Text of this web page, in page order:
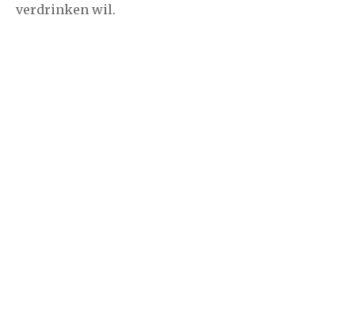
verdrinken wil.